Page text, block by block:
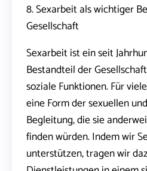
8. Sexarbeit als wichtiger
Gesellschaft
Sexarbeit ist ein seit
Bestandteil der
soziale Funktionen. Für
eine Form der sexuellen
Begleitung, die sie
finden würden. Indem wir
unterstützen, tragen wir